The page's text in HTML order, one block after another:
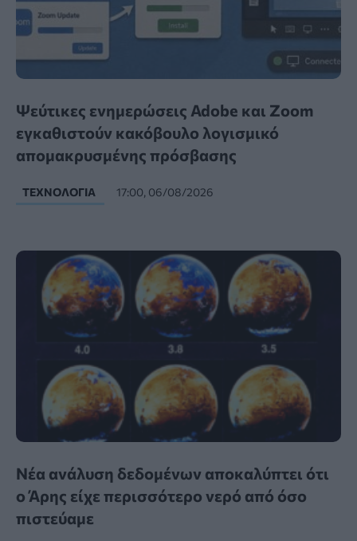
Ψεύτικες ενημερώσεις Adobe και Zoom
εγκαθιστούν κακόβουλο λογισμικό
απομακρυσμένης πρόσβασης
ΤΕΧΝΟΛΟΓΊΑ 17:00, 06/08/2026
Νέα ανάλυση δεδομένων αποκαλύπτει ότι
ο Άρης είχε περισσότερο νερό από όσο
πιστεύαμε